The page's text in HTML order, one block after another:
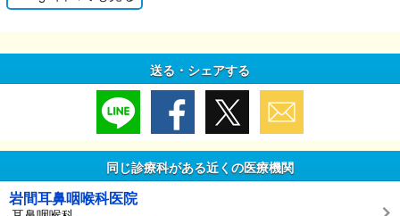
送る・シェアする
同じ診療科がある近くの医療機関
岩間耳鼻咽喉科医院